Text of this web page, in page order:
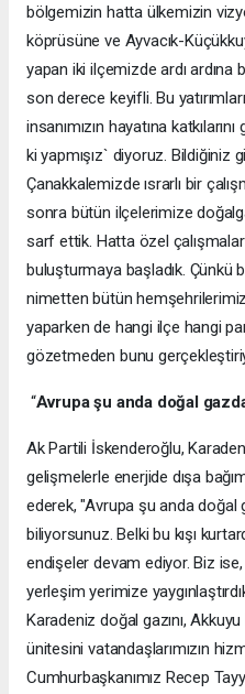
bölgemizin hatta ülkemizin
köprüsüne ve Ayvacık-
yapan iki ilçemizde ardı
son derece keyifli. Bu
insanımızın hayatına
ki yapmışız` diyoruz. Bildiğiniz
Çanakkalemizde ısrarlı bir
sonra bütün ilçelerimize
sarf ettik. Hatta özel
buluşturmaya başladık. Çünkü
nimetten bütün
yaparken de hangi ilçe hangi
gözetmeden bunu
“Avrupa şu anda doğal
Ak Partili İskenderoğlu,
gelişmelerle enerjide dışa
ederek, "Avrupa şu anda doğal
biliyorsunuz. Belki bu kışı
endişeler devam ediyor. Biz
yerleşim yerimize
Karadeniz doğal gazını,
ünitesini vatandaşlarımızın
Cumhurbaşkanımız Recep